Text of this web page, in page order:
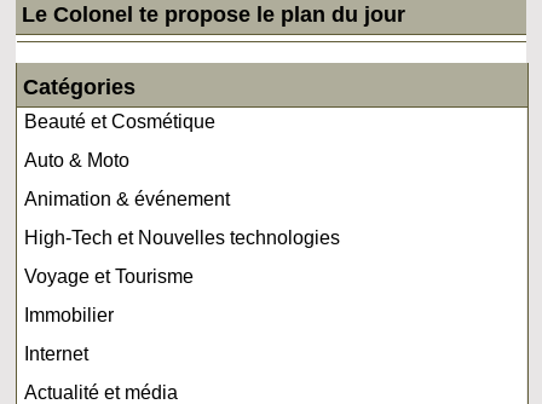
Le Colonel te propose le plan du jour
Catégories
Beauté et Cosmétique
Auto & Moto
Animation & événement
High-Tech et Nouvelles technologies
Voyage et Tourisme
Immobilier
Internet
Actualité et média